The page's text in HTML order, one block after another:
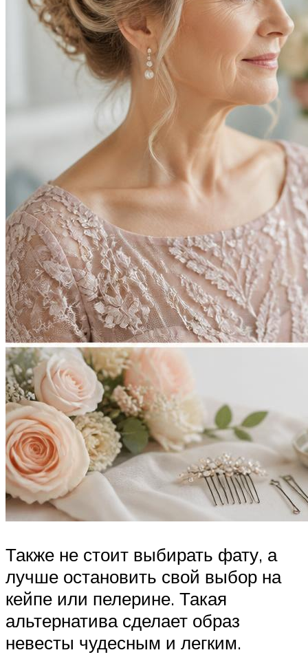
Также не стоит выбирать фату, а
лучше остановить свой выбор на
кейпе или пелерине. Такая
альтернатива сделает образ
невесты чудесным и легким.